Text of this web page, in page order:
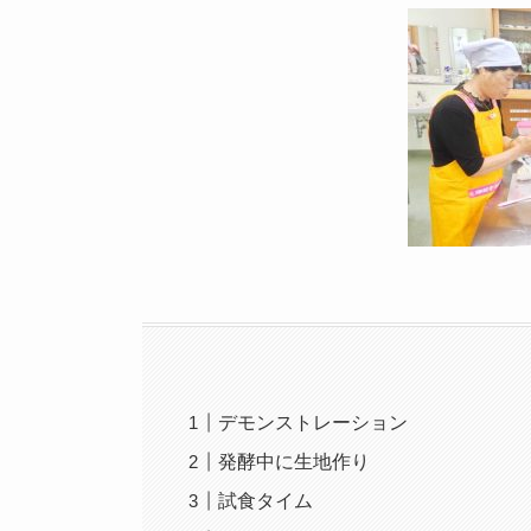
デモンストレーション
発酵中に生地作り
試食タイム